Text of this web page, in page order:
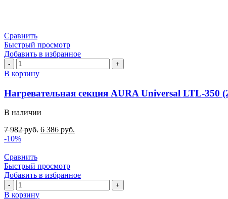
Сравнить
Быстрый просмотр
Добавить в избранное
Количество
товара
Нагревательная
AURA
LTL-
350
(2.3
-2.8
В корзину
Нагревательная секция AURA Universal LTL-350
В наличии
7 982руб. 6 386 руб.
-10%
Сравнить
Быстрый просмотр
Добавить в избранное
Количество
товара
В корзину